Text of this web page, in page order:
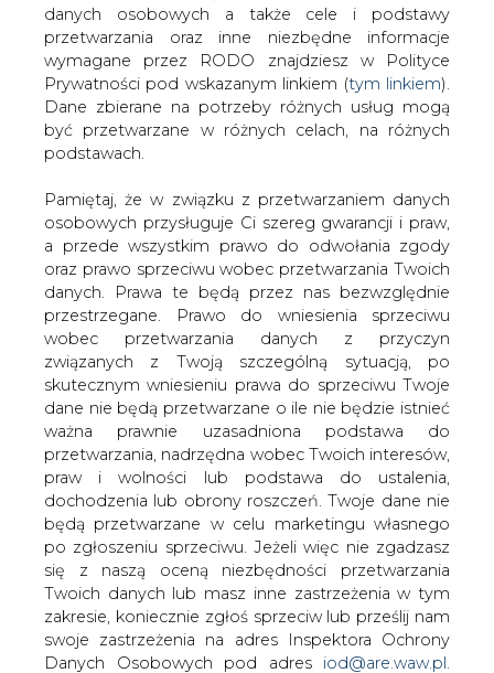
danych osobowych a także cele i podstawy
przetwarzania oraz inne niezbędne informacje
wymagane przez RODO znajdziesz w Polityce
Prywatności pod wskazanym linkiem (tym linkiem).
Dane zbierane na potrzeby różnych usług mogą
być przetwarzane w różnych celach, na różnych
podstawach.
Pamiętaj, że w związku z przetwarzaniem danych
osobowych przysługuje Ci szereg gwarancji i praw,
a przede wszystkim prawo do odwołania zgody
oraz prawo sprzeciwu wobec przetwarzania Twoich
danych. Prawa te będą przez nas bezwzględnie
przestrzegane. Prawo do wniesienia sprzeciwu
wobec przetwarzania danych z przyczyn
związanych z Twoją szczególną sytuacją, po
skutecznym wniesieniu prawa do sprzeciwu Twoje
dane nie będą przetwarzane o ile nie będzie istnieć
ważna prawnie uzasadniona podstawa do
przetwarzania, nadrzędna wobec Twoich interesów,
praw i wolności lub podstawa do ustalenia,
dochodzenia lub obrony roszczeń. Twoje dane nie
będą przetwarzane w celu marketingu własnego
po zgłoszeniu sprzeciwu. Jeżeli więc nie zgadzasz
się z naszą oceną niezbędności przetwarzania
Twoich danych lub masz inne zastrzeżenia w tym
zakresie, koniecznie zgłoś sprzeciw lub prześlij nam
swoje zastrzeżenia na adres Inspektora Ochrony
Danych Osobowych pod adres iod@are.waw.pl
udostępnij:
Statoil wciąż bez dyrektora
Inge Hansen nie zostanie dyrektorem
generalnym koncernu Statoil. tak
zadecydowały dwa największe związki
zawodowe.
kilknij TU i przeczytaj pełną informację w serwisie e-
petrol.pl
#paliwa #świat
Artykuł powstał bez wsparcia narzędzi sztucznej inteligencji.
Wydawca portalu CIRE zgadza się na włączenie publikacji do
KOMENTARZE